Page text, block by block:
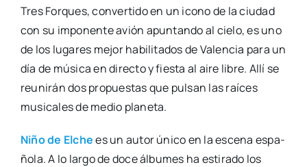
Tres For­ques, con­ver­ti­do en un icono de la ciu­dad
con su impo­nen­te avión apun­tan­do al cie­lo, es uno
de los luga­res mejor habi­li­ta­dos de Valen­cia para un
día de músi­ca en direc­to y fies­ta al aire libre. Allí se
reu­ni­rán dos pro­pues­tas que pul­san las raí­ces
musi­ca­les de medio pla­ne­ta.
Niño de Elchees un autor úni­co en la esce­na espa­
ño­la. A lo lar­go de doce álbu­mes ha esti­ra­do los